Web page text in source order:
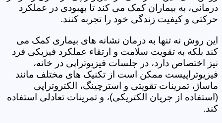
درمانی، به بیماران کمک می کند تا بهبودی در عملکرد
حرکتی و کیفیت زندگی خود را تجربه کنند.
این روش نه تنها به درمان نشانه های بیماری کمک می
کند بلکه به تقویت سلامت و ارتقاء عملکرد فیزیکی فرد
نیز اختصاص دارد، در جلسات فیزیوتراپی در خانه،
فیزیوتراپیست ممکن است از تکنیک های مختلف مانند
ماساژ، تمرینات تقویتی و استرچینگ، الکتروتراپی
(استفاده از جریان الکتریکی)، و تمرینات تعادلی استفاده
کند.